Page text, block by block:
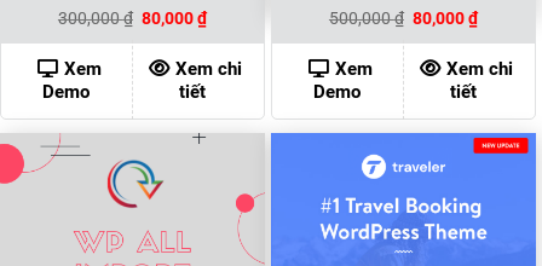
300,000₫ Giá
gốc
là:
300,000 ₫.
80,000₫Giá
hiện
tại
là:
80,000 ₫.
Xem
Demo
Xem chi
tiết
500,000₫ Giá
gốc
là:
500,000 ₫.
80,000₫Giá
hiện
tại
là:
80,000
Xem
Demo
Xem chi
tiết